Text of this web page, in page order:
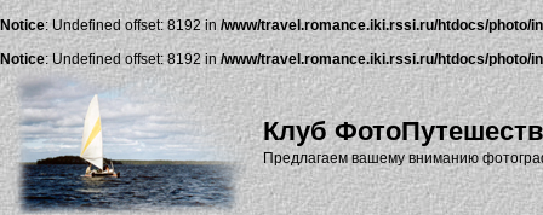
Notice: Undefined offset: 8192 in /www/travel.romance.iki.rssi.ru/htdocs/photo/
Notice: Undefined offset: 8192 in/www/travel.romance.iki.rssi.ru/htdocs/photo/
Клуб
Предлагаем вашему вниманию